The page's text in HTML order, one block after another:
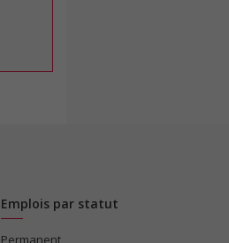
Emplois par statut
Permanent